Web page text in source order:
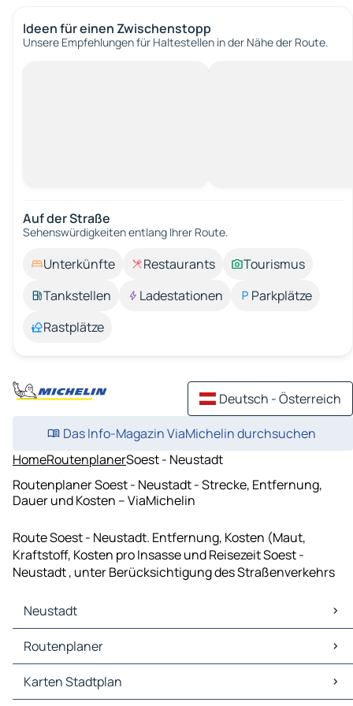
Ideen für einen Zwischenstopp
Unsere Empfehlungen für Haltestellen in der Nähe der Route.
Auf der Straße
Sehenswürdigkeiten entlang Ihrer Route.
Unterkünfte Restaurants
Tourismus
Tankstellen
Ladestationen
Parkplätze
Rastplätze
Deutsch - Österreich
Das Info-Magazin ViaMichelin durchsuchen
HomeRoutenplanerSoest - Neustadt
Routenplaner Soest - Neustadt - Strecke, Entfernung,
Dauer und Kosten – ViaMichelin
Route Soest - Neustadt. Entfernung, Kosten (Maut,
Kraftstoff, Kosten pro Insasse und Reisezeit Soest -
Neustadt , unter Berücksichtigung des Straßenverkehrs
Neustadt
Neustadt Karten Stadtplan
Neustadt Verkehr
Neustadt Hotels
Neustadt Restaurants
Routenplaner
Routenplaner Neustadt - Hamburg
Routenplaner Neustadt - Eimsbüttel
Karten Stadtplan